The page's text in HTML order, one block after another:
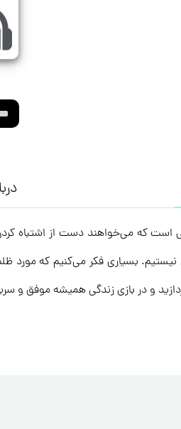
است که می‌خواهند دست از اشتباه
بسیاری فکر می‌کنیم که مورد ظلم
و در بازی زندگی همیشه موفق و